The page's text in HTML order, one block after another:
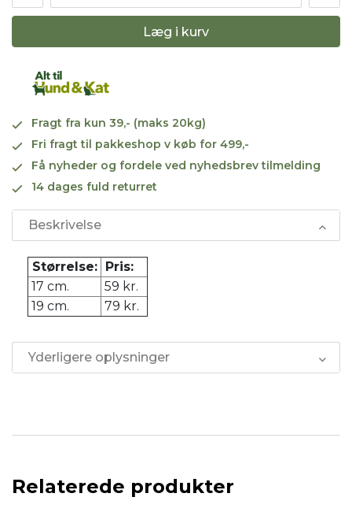
Læg i kurv
Fragt fra kun 39,- (maks 20kg)
Fri fragt til pakkeshop v køb for 499,-
Få nyheder og fordele ved nyhedsbrev tilmelding
14 dages fuld returret
Beskrivelse
Størrelse: Pris:
17 cm.
59 kr.
19 cm.
79 kr.
Yderligere oplysninger
Relaterede produkter